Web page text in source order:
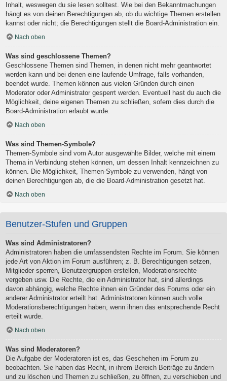
Inhalt, weswegen du sie lesen solltest. Wie bei den Bekanntmachungen
hängt es von deinen Berechtigungen ab, ob du wichtige Themen erstellen
kannst oder nicht; die Berechtigungen stellt die Board-Administration ein.
Nach oben
Was sind geschlossene Themen?
Geschlossene Themen sind Themen, in denen nicht mehr geantwortet
werden kann und bei denen eine laufende Umfrage, falls vorhanden,
beendet wurde. Themen können aus vielen Gründen durch einen
Moderator oder Administrator gesperrt werden. Eventuell hast du auch die
Möglichkeit, deine eigenen Themen zu schließen, sofern dies durch die
Board-Administration erlaubt wurde.
Nach oben
Was sind Themen-Symbole?
Themen-Symbole sind vom Autor ausgewählte Bilder, welche mit einem
Thema in Verbindung stehen können, um dessen Inhalt kennzeichnen zu
können. Die Möglichkeit, Themen-Symbole zu verwenden, hängt von
deinen Berechtigungen ab, die die Board-Administration gesetzt hat.
Nach oben
Benutzer-Stufen und Gruppen
Was sind Administratoren?
Administratoren haben die umfassendsten Rechte im Forum. Sie können
jede Art von Aktion im Forum ausführen; z. B. Berechtigungen setzen,
Mitglieder sperren, Benutzergruppen erstellen, Moderationsrechte
vergeben usw. Die Rechte, die ein Administrator hat, sind allerdings
davon abhängig, welche Rechte ihnen ein Gründer des Forums oder ein
anderer Administrator erteilt hat. Administratoren können auch volle
Moderationsberechtigungen haben, wenn ihnen das entsprechende Recht
erteilt wurde.
Nach oben
Was sind Moderatoren?
Die Aufgabe der Moderatoren ist es, das Geschehen im Forum zu
beobachten. Sie haben das Recht, in ihrem Bereich Beiträge zu ändern
und zu löschen und Themen zu schließen, zu öffnen, zu verschieben und